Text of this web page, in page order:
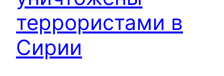
террористами в
Сирии